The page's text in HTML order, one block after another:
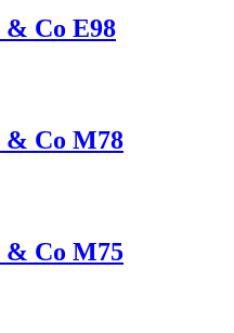
Co E98
& Co M78
& Co M75